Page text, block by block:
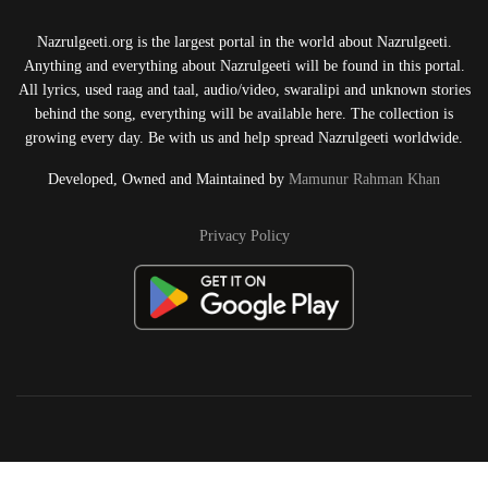
Nazrulgeeti.org is the largest portal in the world about Nazrulgeeti.
Anything and everything about Nazrulgeeti will be found in this portal.
All lyrics, used raag and taal, audio/video, swaralipi and unknown stories
behind the song, everything will be available here. The collection is
growing every day. Be with us and help spread Nazrulgeeti worldwide.
Developed, Owned and Maintained by Mamunur Rahman Khan
Privacy Policy